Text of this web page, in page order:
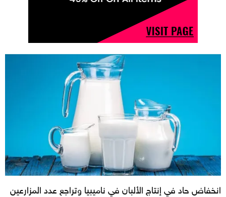
انخفاض حاد في إنتاج الألبان في ناميبيا وتراجع عدد المزارعين